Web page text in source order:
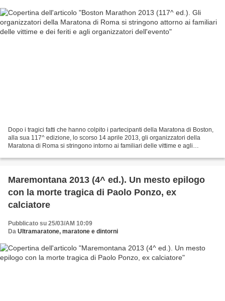
Dopo i tragici fatti che hanno colpito i partecipanti della Maratona di Boston,
alla sua 117^ edizione, lo scorso 14 aprile 2013, gli organizzatori della
Maratona di Roma si stringono intorno ai familiari delle vittime e agli
Maremontana 2013 (4^ ed.). Un mesto epilogo
con la morte tragica di Paolo Ponzo, ex
calciatore
Pubblicato su 25/03/AM 10:09
Da Ultramaratone, maratone e dintorni